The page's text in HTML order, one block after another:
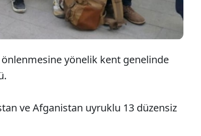
yönelik kent genelinde
ve Afganistan uyruklu 13 düzensiz